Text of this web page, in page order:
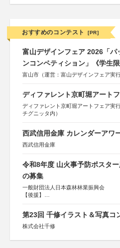
おすすめのコンテスト [PR]
富山デザインフェア 2026「パ
ンコンペティション」《学生限
富山市（運営：富山デザインフェア実行
ディファレント京町堀アート
ディファレント京町堀アートフェア実
チグニッタ内）
西武信用金庫 カレンダーアワ
西武信用金庫
令和8年度 山火事予防ポスタ
の募集
一般財団法人日本森林林業振興会
【後援】
会、森林火災対策協会
第23回 千修イラスト＆写真コ
株式会社千修